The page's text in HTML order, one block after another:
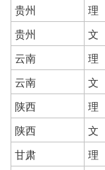
贵州
理
贵州
文
云南
理
云南
文
陕西
理
陕西
文
甘肃
理